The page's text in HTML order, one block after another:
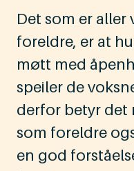
Det som er aller
foreldre, er at
møtt med
speiler de
derfor betyr det
som foreldre
en god